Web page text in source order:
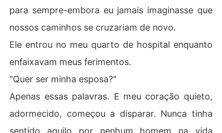
para sempre-embora eu jamais imaginasse que
nossos caminhos se cruzariam de novo.
Ele entrou no meu quarto de hospital enquanto
enfaixavam meus ferimentos.
"Quer ser minha esposa?"
Apenas essas palavras. E meu coração quieto,
adormecido, começou a disparar. Nunca tinha
sentido aquilo por nenhum homem na vida